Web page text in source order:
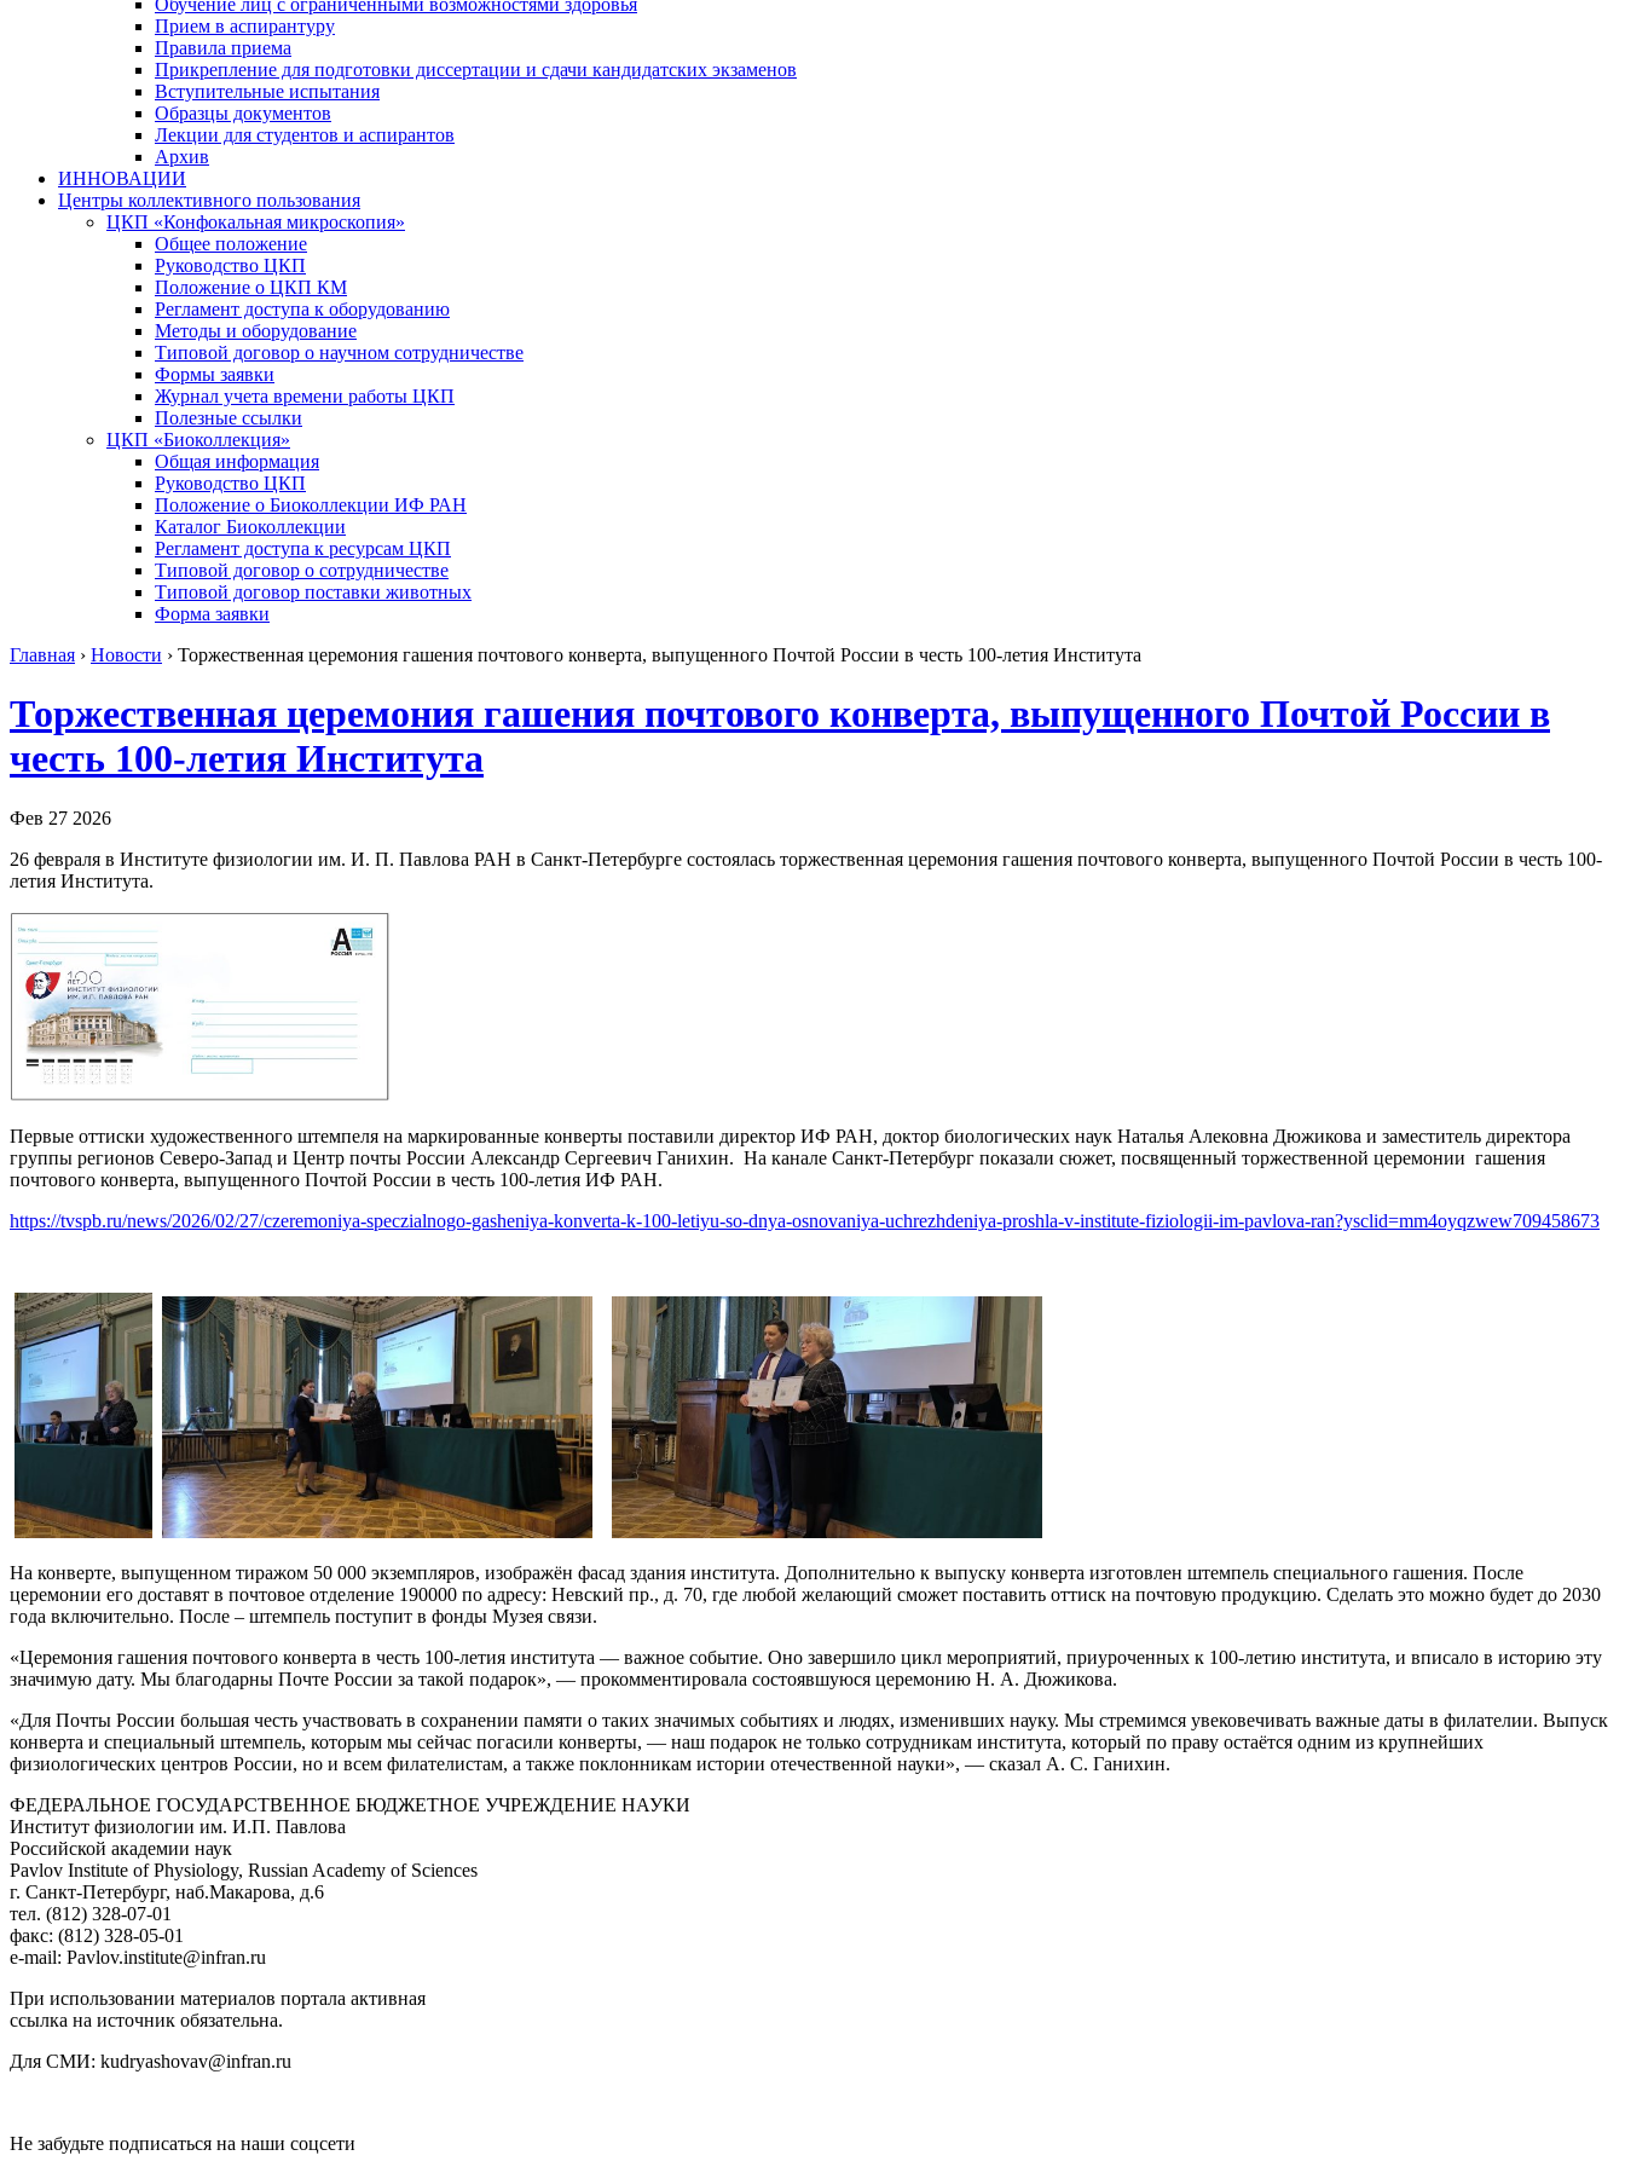
Обучение лиц с ограниченными возможностями здоровья
Прием в аспирантуру
Правила приема
Прикрепление для подготовки диссертации и сдачи кандидатских экзаменов
Вступительные испытания
Образцы документов
Лекции для студентов и аспирантов
Архив
ИННОВАЦИИ
Центры коллективного пользования
ЦКП «Конфокальная микроскопия»
Общее положение
Руководство ЦКП
Положение о ЦКП КМ
Регламент доступа к оборудованию
Методы и оборудование
Типовой договор о научном сотрудничестве
Формы заявки
Журнал учета времени работы ЦКП
Полезные ссылки
ЦКП «Биоколлекция»
Общая информация
Руководство ЦКП
Положение о Биоколлекции ИФ РАН
Каталог Биоколлекции
Регламент доступа к ресурсам ЦКП
Типовой договор о сотрудничестве
Типовой договор поставки животных
Форма заявки
Главная › Новости › Торжественная церемония гашения почтового конверта, выпущенного Почтой России в честь 100-летия Института
Торжественная церемония гашения почтового конверта, выпущенного Почтой России в
честь 100-летия Института
Фев 27 2026
26 февраля в Институте физиологии им. И. П. Павлова РАН в Санкт-Петербурге состоялась торжественная церемония гашения почтового конверта, выпущенного Почтой России в честь 100-
летия Института.
Первые оттиски художественного штемпеля на маркированные конверты поставили директор ИФ РАН, доктор биологических наук Наталья Алековна Дюжикова и заместитель директора
группы регионов Северо-Запад и Центр почты России Александр Сергеевич Ганихин. На канале Санкт-Петербург показали сюжет, посвященный торжественной церемонии гашения
почтового конверта, выпущенного Почтой России в честь 100-летия ИФ РАН.
https://tvspb.ru/news/2026/02/27/czeremoniya-speczialnogo-gasheniya-konverta-k-100-letiyu-so-dnya-osnovaniya-uchrezhdeniya-proshla-v-institute-fiziologii-im-pavlova-ran?ysclid=mm4oyqzwew709458673
На конверте, выпущенном тиражом 50 000 экземпляров, изображён фасад здания института. Дополнительно к выпуску конверта изготовлен штемпель специального гашения. После
церемонии его доставят в почтовое отделение 190000 по адресу: Невский пр., д. 70, где любой желающий сможет поставить оттиск на почтовую продукцию. Сделать это можно будет до 2030
года включительно. После – штемпель поступит в фонды Музея связи.
«Церемония гашения почтового конверта в честь 100-летия института — важное событие. Оно завершило цикл мероприятий, приуроченных к 100-летию института, и вписало в историю эту
значимую дату. Мы благодарны Почте России за такой подарок», — прокомментировала состоявшуюся церемонию Н. А. Дюжикова.
«Для Почты России большая честь участвовать в сохранении памяти о таких значимых событиях и людях, изменивших науку. Мы стремимся увековечивать важные даты в филателии. Выпуск
конверта и специальный штемпель, которым мы сейчас погасили конверты, — наш подарок не только сотрудникам института, который по праву остаётся одним из крупнейших
физиологических центров России, но и всем филателистам, а также поклонникам истории отечественной науки», — сказал А. С. Ганихин.
ФЕДЕРАЛЬНОЕ ГОСУДАРСТВЕННОЕ БЮДЖЕТНОЕ УЧРЕЖДЕНИЕ НАУКИ
Институт физиологии им. И.П. Павлова
Российской академии наук
Pavlov Institute of Physiology, Russian Academy of Sciences
г. Санкт-Петербург, наб.Макарова, д.6
тел. (812) 328-07-01
факс: (812) 328-05-01
e-mail: Pavlov.institute@infran.ru
При использовании материалов портала активная
ссылка на источник обязательна.
Для СМИ: kudryashovav@infran.ru
Не забудьте подписаться на наши соцсети